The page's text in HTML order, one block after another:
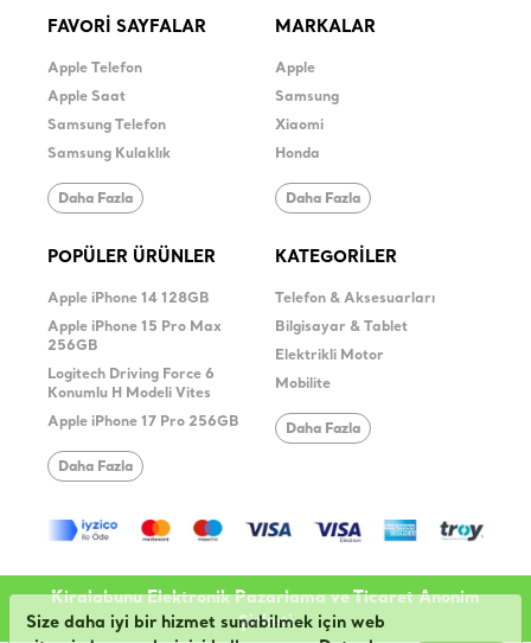
Size daha iyi bir hizmet sunabilmek için web
FAVORİ SAYFALAR
Apple Telefon
Apple Saat
Samsung Telefon
Samsung Kulaklık
Daha Fazla
MARKALAR
Apple
Samsung
Xiaomi
Honda
Daha Fazla
POPÜLER ÜRÜNLER
Apple iPhone 14 128GB
Apple iPhone 15 Pro Max
256GB
Logitech Driving Force 6
Konumlu H Modeli Vites
Apple iPhone 17 Pro 256GB
Daha Fazla
KATEGORİLER
Telefon & Aksesuarları
Bilgisayar & Tablet
Elektrikli Motor
Mobilite
Daha Fazla
Kiralabunu Elektronik Pazarlama ve Ticaret Anonim
Şirketi